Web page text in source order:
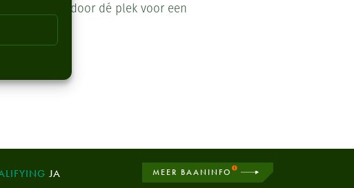
hele jaar door dé plek voor een
JA MEER BAANINFO